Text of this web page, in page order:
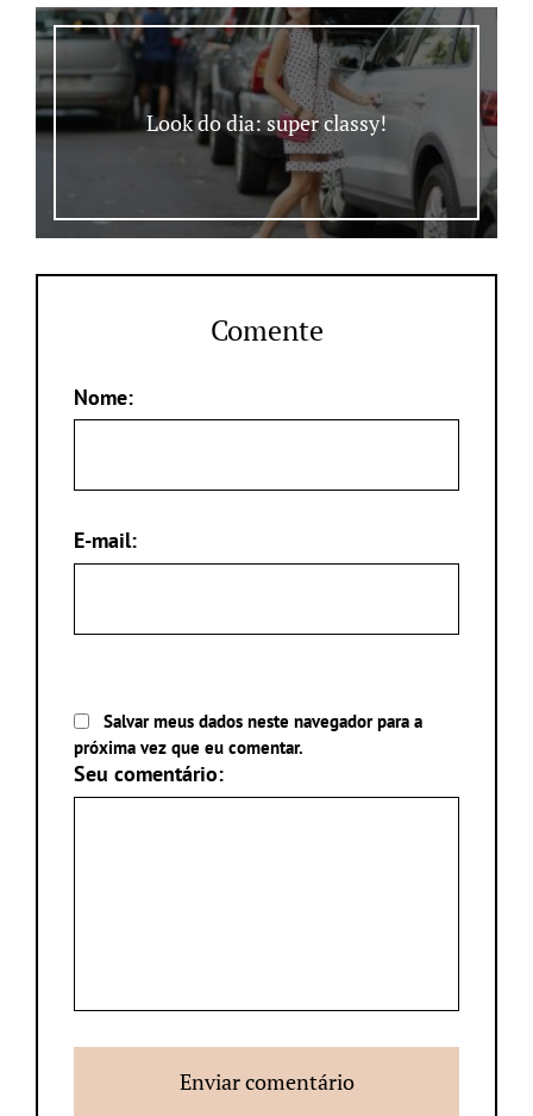
Look do dia: super classy!
Comente
Nome:
E-mail:
Salvar meus dados neste navegador para a
próxima vez que eu comentar.
Seu comentário: